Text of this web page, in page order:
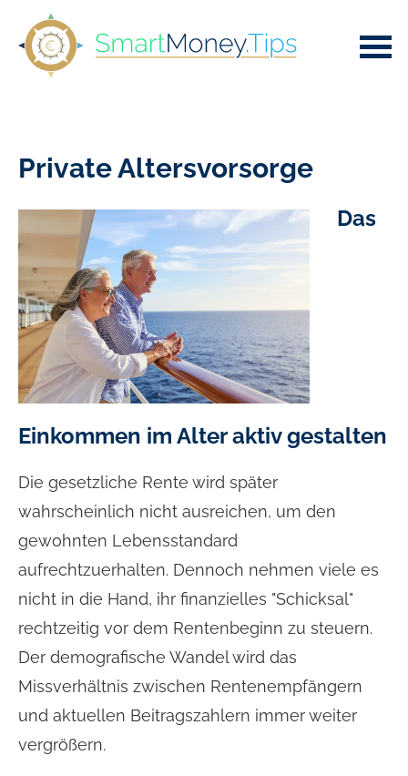
Private Alters­vorsorge
Das
Einkommen im Alter aktiv gestalten
Die gesetzliche Rente wird später
wahrscheinlich nicht ausreichen, um den
gewohnten Lebensstandard
aufrechtzuerhalten. Dennoch nehmen viele es
nicht in die Hand, ihr finanzielles "Schicksal"
rechtzeitig vor dem Rentenbeginn zu steuern.
Der demografische Wandel wird das
Missverhältnis zwischen Rentenempfängern
und aktuellen Beitragszahlern immer weiter
vergrößern.